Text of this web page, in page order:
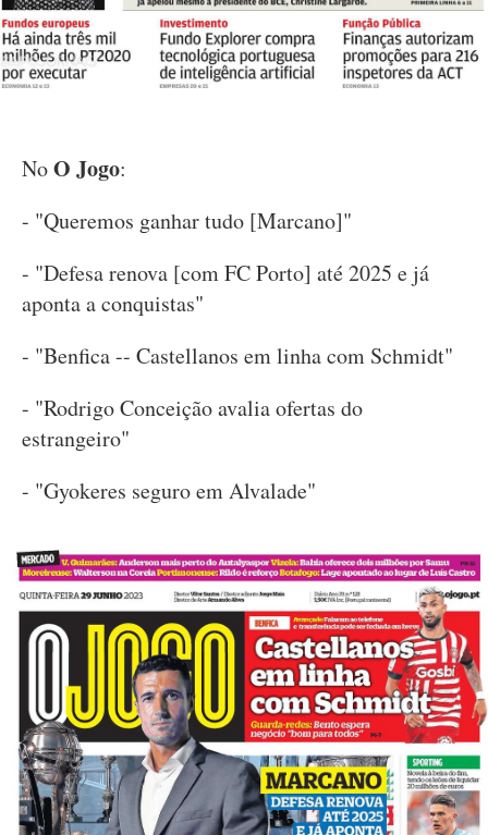
NoO Jogo:
- "Queremos ganhar tudo [Marcano]"
- "Defesa renova [com FC Porto] até 2025 e já
aponta a conquistas"
- "Benfica -- Castellanos em linha com Schmidt"
- "Rodrigo Conceição avalia ofertas do
estrangeiro"
- "Gyokeres seguro em Alvalade"